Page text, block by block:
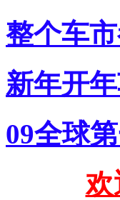
整个车
新年开
09全球